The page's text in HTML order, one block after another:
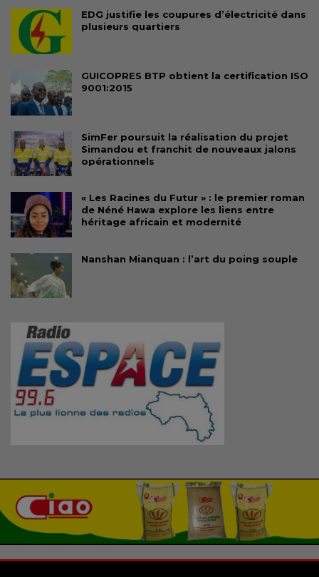
EDG justifie les coupures d’électricité dans
plusieurs quartiers
GUICOPRES BTP obtient la certification ISO
9001:2015
SimFer poursuit la réalisation du projet
Simandou et franchit de nouveaux jalons
opérationnels
« Les Racines du Futur » : le premier roman
de Néné Hawa explore les liens entre
héritage africain et modernité
Nanshan Mianquan : l’art du poing souple